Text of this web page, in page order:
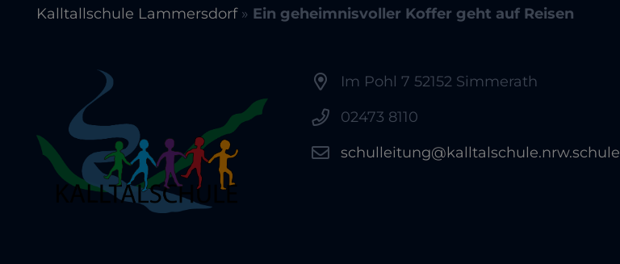
Kalltallschule Lammersdorf» Ein geheimnisvoller Koffer geht auf Reisen
Im Pohl 7 52152 Simmerath
02473 8110
schulleitung@kalltalschule.nrw.schule